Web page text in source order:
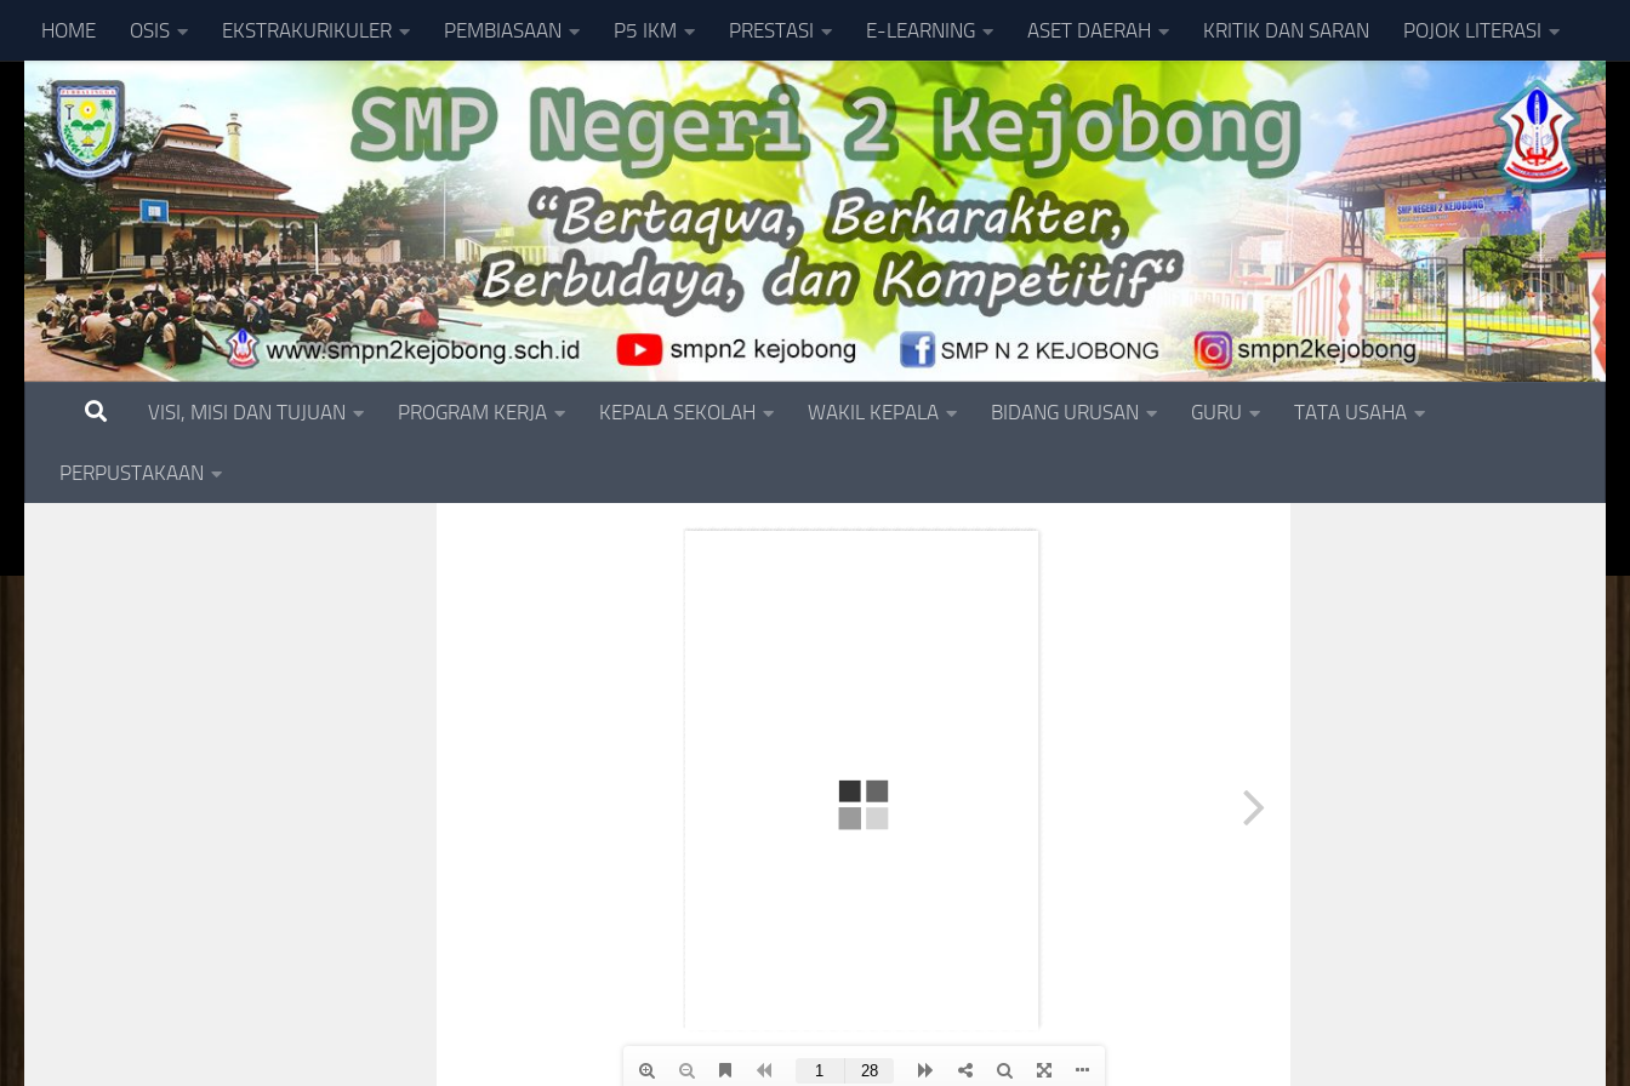
Skip to content
HOME OSIS EKSTRAKURIKULER PEMBIASAAN P5 IKM PRESTASI E-LEARNING ASET DAERAH KRITIK DAN SARAN POJOK LITERASI
VISI, MISI DAN TUJUAN PROGRAM KERJA KEPALA SEKOLAH WAKIL KEPALA BIDANG URUSAN GURU TATA USAHA
PERPUSTAKAAN